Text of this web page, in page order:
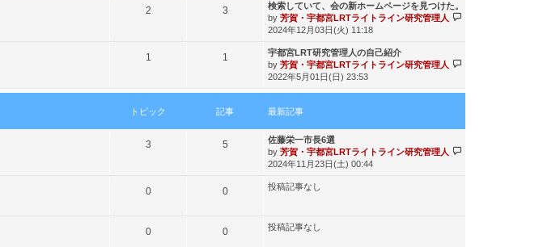
2ト
3記
最
新
記
検索していて、会の新ホームページを見つけた。
by 芳賀・宇都宮LRTライトライン研究管理人
2024年12月03日(火) 11:18
1
ク
1
最
新
記
事
宇都宮LRT研究管理人の自己紹介
by 芳賀・宇都宮LRTライトライン研究管理人
記
2022年5月01日(日) 23:53
トピック 記事 最新記事
3ト
5記
最
新
記
佐藤栄一市長6選
by 芳賀・宇都宮LRTライトライン研究管理人
2024年11月23日(土) 00:44
0ト
ッ
0記
投稿記事なし
0ト
0記
投稿記事なし